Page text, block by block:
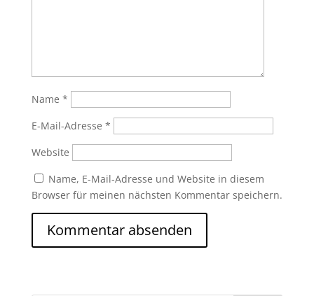
Name *
E-Mail-Adresse *
Website
Name, E-Mail-Adresse und Website in diesem
Browser für meinen nächsten Kommentar speichern.